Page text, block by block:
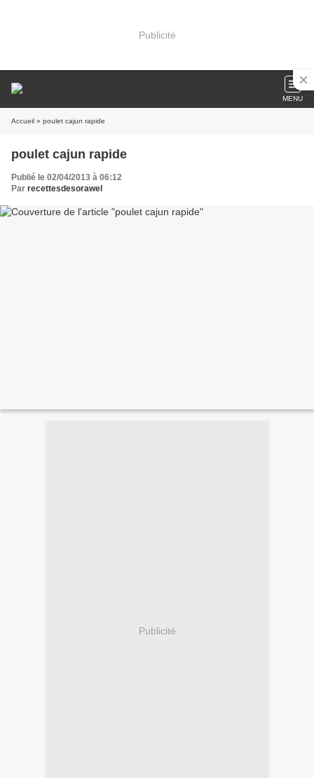
Publicité
MENU
Accueil » poulet cajun rapide
poulet cajun rapide
Publié le 02/04/2013 à 06:12
Par recettesdesorawel
Publicité